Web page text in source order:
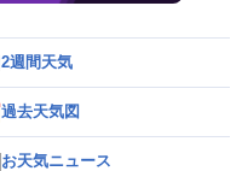
2週間天気
過去天気図
お天気ニュース